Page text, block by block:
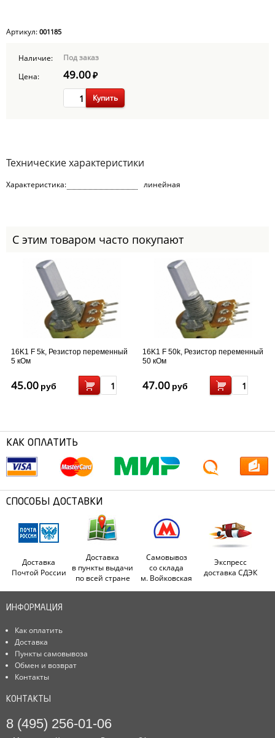
Артикул: 001185
Наличие:
Под заказ
Цена:
49.00₽
Купить
Технические характеристики
Характеристика: линейная
С этим товаром часто покупают
16K1 F 5k, Резистор переменный
5 кОм
45.00 руб
16K1 F 50k, Резистор переменный
50 кОм
47.00 руб
КАК ОПЛАТИТЬ
СПОСОБЫ ДОСТАВКИ
Доставка
Почтой России
Доставка
в пункты выдачи
по всей стране
Самовывоз
со склада
м. Войковская
Экспресс
доставка СДЭК
ИНФОРМАЦИЯ
Как оплатить
Доставка
Пункты самовывоза
Обмен и возврат
Контакты
КОНТАКТЫ
8 (495) 256-01-06